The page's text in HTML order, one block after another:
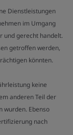
Dienstleistungen
im Umgang
und gerecht handelt.
getroffen werden,
könnten.
keine
anderen Teil der
wurden. Ebenso
nach